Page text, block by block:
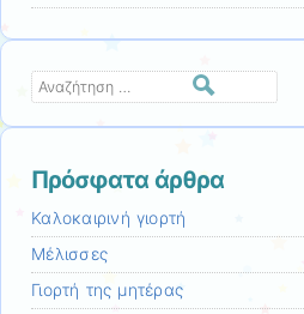
Αναζήτηση
Πρόσφατα άρθρα
Καλοκαιρινή γιορτή
Μέλισσες
Γιορτή της μητέρας